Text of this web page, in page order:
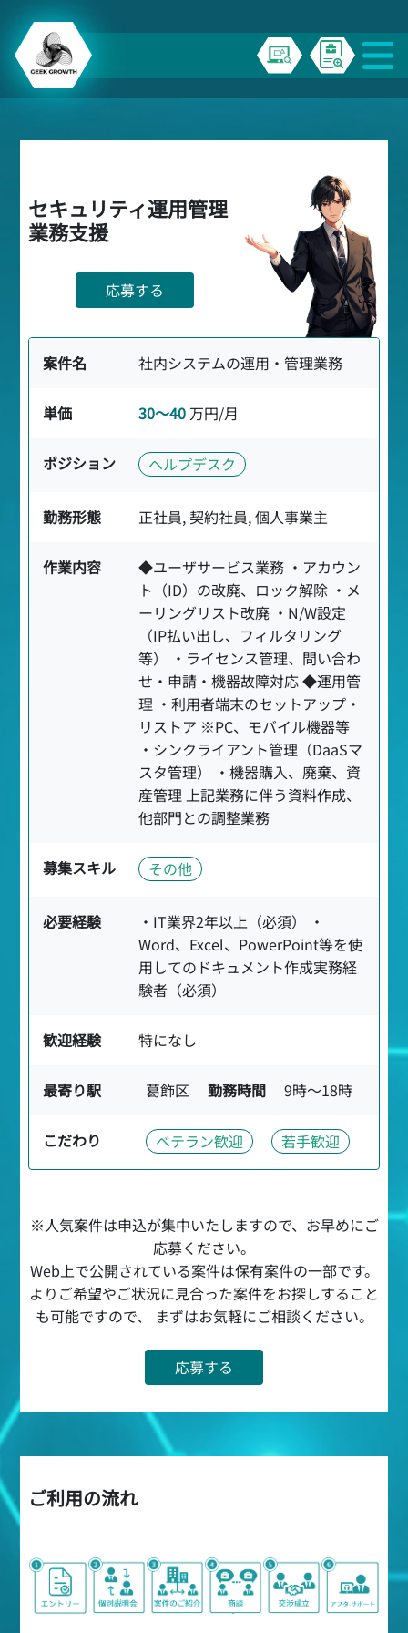
セキュリティ運用管理
業務支援
応募する
案件名 社内システムの運用・管理業務
単価 30〜40 万円/月
ポジション ヘルプデスク
勤務形態 正社員, 契約社員, 個人事業主
作業内容
◆ユーザサービス業務 ・アカウン
ト（ID）の改廃、ロック解除 ・メ
ーリングリスト改廃 ・N/W設定
（IP払い出し、フィルタリング
等） ・ライセンス管理、問い合わ
せ・申請・機器故障対応 ◆運用管
理 ・利用者端末のセットアップ・
リストア ※PC、モバイル機器等
・シンクライアント管理（DaaSマ
スタ管理） ・機器購入、廃棄、資
産管理 上記業務に伴う資料作成、
他部門との調整業務
募集スキル その他
必要経験
・IT業界2年以上（必須） ・
Word、Excel、PowerPoint等を使
用してのドキュメント作成実務経
験者（必須）
歓迎経験 特になし
最寄り駅 葛飾区 勤務時間 9時〜18時
こだわり ベテラン歓迎 若手歓迎
※人気案件は申込が集中いたしますので、お早めにご
応募ください。
Web上で公開されている案件は保有案件の一部です。
よりご希望やご状況に見合った案件をお探しすること
も可能ですので、 まずはお気軽にご相談ください。
応募する
ご利用の流れ